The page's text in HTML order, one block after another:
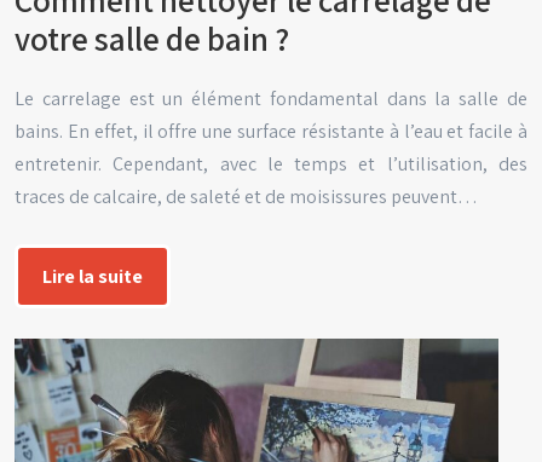
votre salle de bain ?
Le carrelage est un élément fondamental dans la salle de
bains. En effet, il offre une surface résistante à l’eau et facile à
entretenir. Cependant, avec le temps et l’utilisation, des
traces de calcaire, de saleté et de moisissures peuvent…
Lire la suite